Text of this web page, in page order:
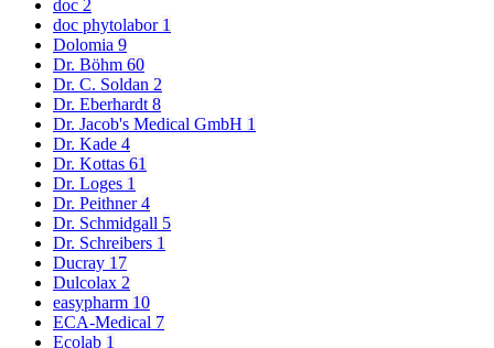
doc 2
doc phytolabor 1
Dolomia 9
Dr. Böhm 60
Dr. C. Soldan 2
Dr. Eberhardt8
Dr. Jacob's Medical GmbH 1
Dr. Kade 4
Dr. Kottas 61
Dr. Loges 1
Dr. Peithner4
Dr. Schmidgall 5
Dr. Schreibers 1
Ducray 17
Dulcolax 2
easypharm 10
ECA-Medical 7
Ecolab 1